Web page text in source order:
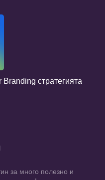
стратегията
за много полезно и